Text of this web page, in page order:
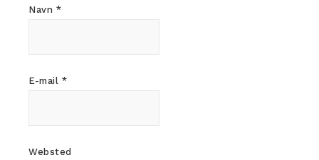
Navn *
E-mail *
Websted